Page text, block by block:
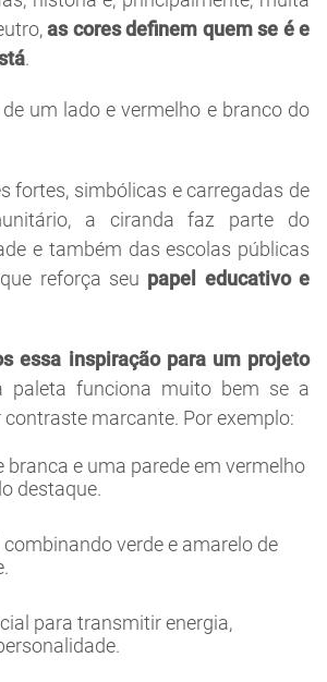
as cores definem quem se é e
.
um lado e vermelho e branco do
fortes, simbólicas e carregadas de
a ciranda faz parte do
e também das escolas públicas
reforça seu papel educativo e
essa inspiração para um projeto
paleta funciona muito bem se a
marcante. Por exemplo:
branca e uma parede em vermelho
destaque.
verde e amarelo de
para transmitir energia,